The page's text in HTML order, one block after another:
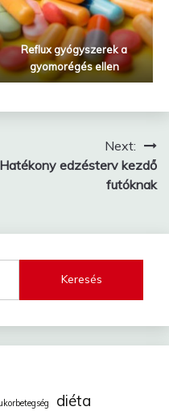
Reflux gyógyszerek a
gyomorégés ellen
Next:
Hatékony edzésterv kezdő
futóknak
Keresés
diéta